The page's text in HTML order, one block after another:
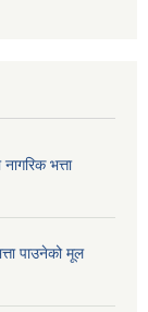
भत्ता
पाउनेको मूल